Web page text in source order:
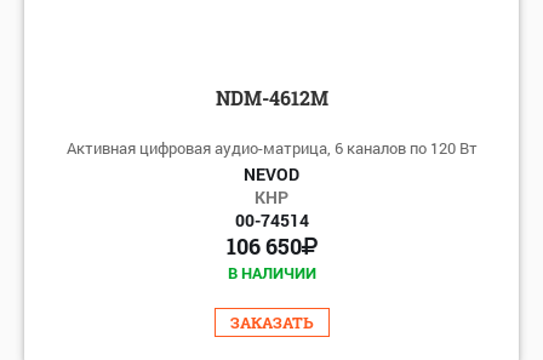
NDM-4612М
Активная цифровая аудио-матрица, 6 каналов по 120 Вт
NEVOD
КНР
00-74514
106 650
В НАЛИЧИИ
ЗАКАЗАТЬ